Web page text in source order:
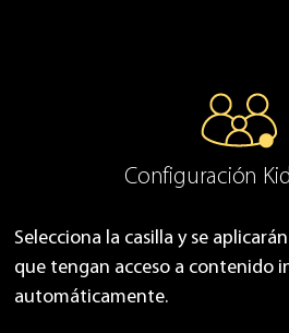
Configuración
Selecciona la casilla y se
que tengan acceso a contenido
automáticamente.